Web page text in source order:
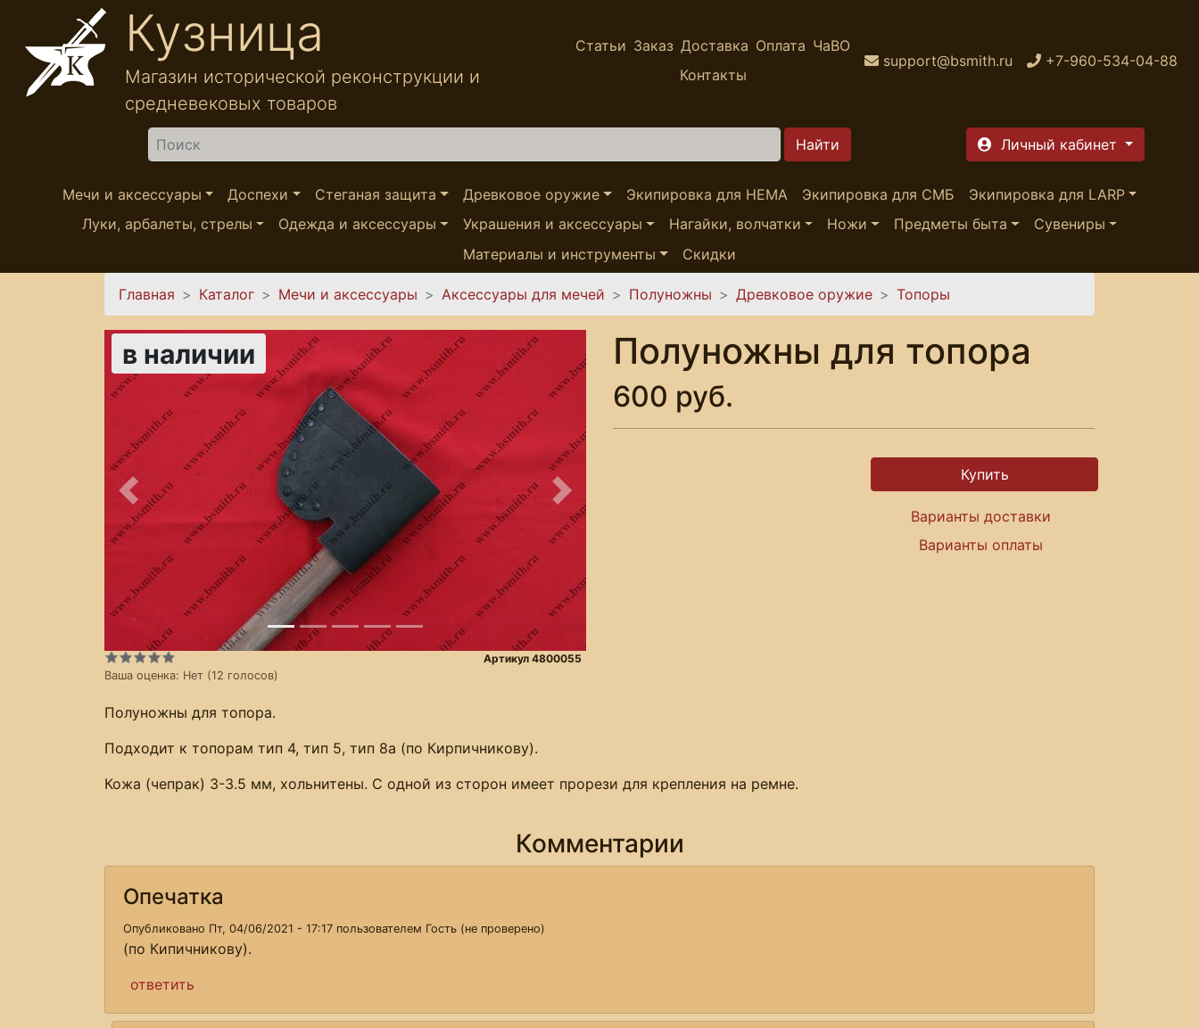
Перейти к основному содержанию
Кузница
Магазин исторической реконструкции и
средневековых товаров
Статьи Заказ Доставка Оплата ЧаВО
Контакты
support@bsmith.ru +7-960-534-04-88
Найти Личный кабинет
Мечи и аксессуары Доспехи Стеганая защита Древковое оружие Экипировка для HEMA Экипировка для СМБ
Экипировка для LARP
Луки, арбалеты, стрелы
Одежда и аксессуары Украшения и аксессуары Нагайки, волчатки Ножи Предметы быта
Сувениры
Материалы и инструменты
Скидки
Вы здесь
Главная Каталог Мечи и аксессуары Аксессуары для мечей Полуножны Древковое оружие Топоры
в наличии
Предыдущее Следующее
Ваша оценка: Нет (12 голосов)
Артикул 4800055
Полуножны для топора
600 руб.
Варианты доставки
Варианты оплаты
Полуножны для топора.
Подходит к топорам тип 4, тип 5, тип 8а (по Кирпичникову).
Кожа (чепрак) 3-3.5 мм, хольнитены. С одной из сторон имеет прорези для крепления на ремне.
Комментарии
Опечатка
Опубликовано Пт, 04/06/2021 - 17:17 пользователем Гость (не проверено)
(по Кипичникову).
ответить